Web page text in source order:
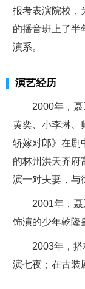
报考表演院校，
的播音班上了半
演系。
演艺经历
2000年，
黄奕、小李琳、
轿嫁对郎》在剧
的林州洪天齐府
演一对夫妻，与
2001年，
饰演的少年乾隆
2003年，
演七夜；在古装